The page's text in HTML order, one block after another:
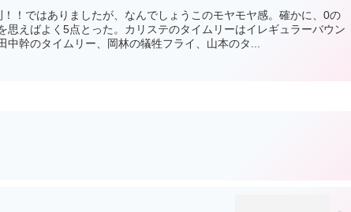
！ではありましたが、なんでしょうこのモヤモヤ感。確かに、0の
思えばよく5点とった。カリステのタイムリーはイレギュラーバウン
中幹のタイムリー、岡林の犠牲フライ、山本のタ...